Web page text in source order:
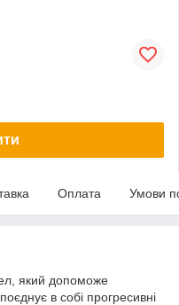
Оплата Умови
який допоможе
в собі прогресивні